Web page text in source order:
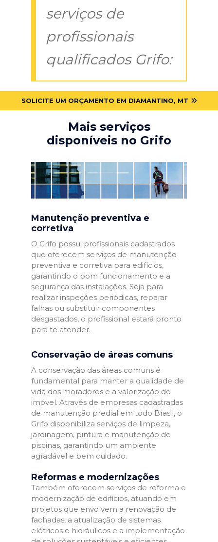
serviços de
profissionais
qualificados Grifo:
SOLICITE UM ORÇAMENTO EM DIAMANTINO, MT
Mais serviços
disponíveis no Grifo
Manutenção preventiva e
corretiva
O Grifo possui profissionais cadastrados
que oferecem serviços de manutenção
preventiva e corretiva para edifícios,
garantindo o bom funcionamento e a
segurança das instalações. Seja para
realizar inspeções periódicas, reparar
falhas ou substituir componentes
desgastados, o profissional estará pronto
para te atender.
Conservação de áreas comuns
A conservação das áreas comuns é
fundamental para manter a qualidade de
vida dos moradores e a valorização do
imóvel. Através de empresas cadastradas
de manutenção predial em todo Brasil, o
Grifo disponibiliza serviços de limpeza,
jardinagem, pintura e manutenção de
piscinas, garantindo um ambiente
agradável e bem cuidado.
Reformas e modernizações
Também oferecem serviços de reforma e
modernização de edifícios, atuando em
projetos que envolvem a renovação de
fachadas, a atualização de sistemas
elétricos e hidráulicos e a implementação